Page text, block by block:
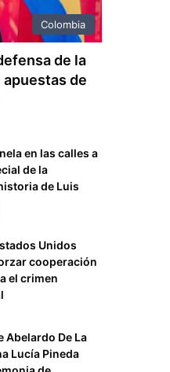
Colombia
de la
de
en las calles a
de la
de Luis
Unidos
cooperación
el crimen
Abelardo De La
Lucía Pineda